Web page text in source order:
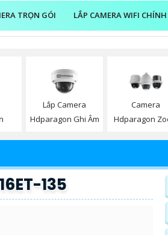
TRỌN GÓI LẮP CAMERA WIFI
Lắp Camera
Hdparagon Ghi Âm
Camera
Hdparagon
135